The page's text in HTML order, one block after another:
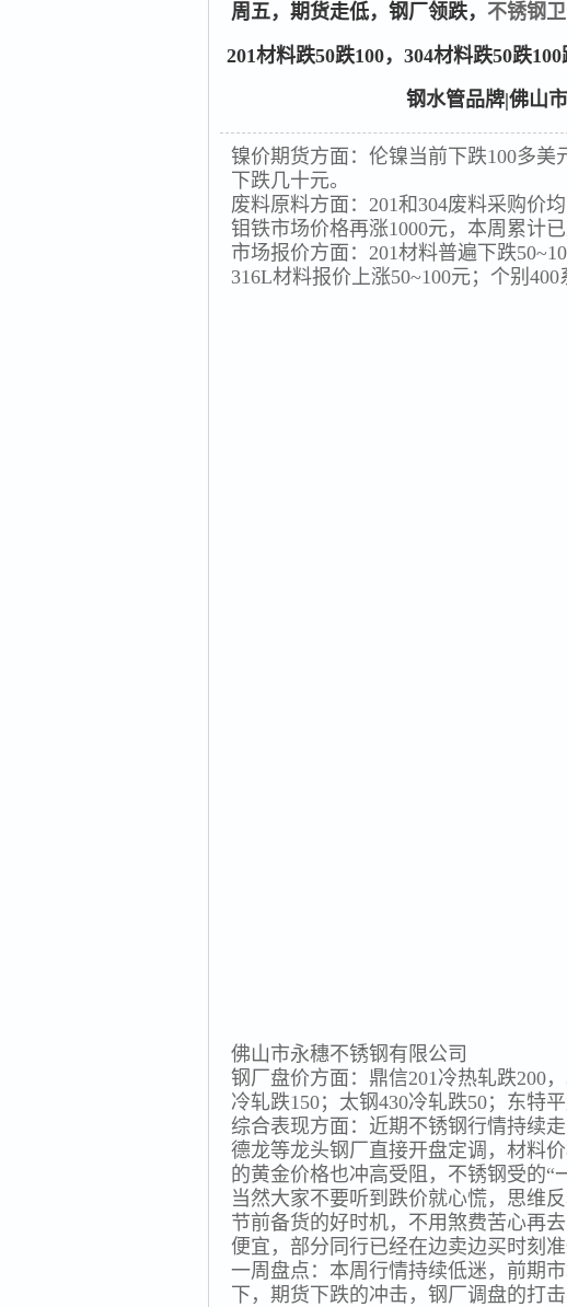
周五，期货走低，钢厂领跌， 不锈钢
201材料跌50跌100，304材料跌50跌100
钢水管品牌|佛山
镍价期货方面：伦镍当前下跌100多
下跌几十元。
废料原料方面：201和304废料采购价
钼铁市场价格再涨1000元，本周累计已
市场报价方面：201材料普遍下跌
316L材料报价上涨50~100元；个别400
佛山市永穗不锈钢有限公司
钢厂盘价方面：鼎信201冷热轧跌200
冷轧跌150；太钢430冷轧跌50；东特
综合表现方面：近期不锈钢行情持续
德龙等龙头钢厂直接开盘定调，材料
的黄金价格也冲高受阻，不锈钢受的“
当然大家不要听到跌价就心慌，思维
节前备货的好时机，不用煞费苦心再
便宜，部分同行已经在边卖边买时刻准
一周盘点：本周行情持续低迷，前期
下，期货下跌的冲击，钢厂调盘的打